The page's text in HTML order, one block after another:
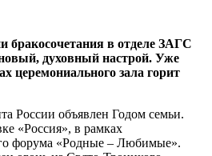
бракосочетания в отделе ЗАГС
духовный настрой. Уже
церемониального зала горит
России объявлен Годом семьи.
«Россия», в рамках
форума «Родные – Любимые».